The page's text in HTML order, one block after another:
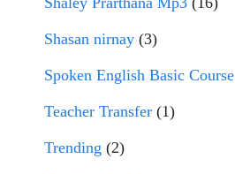
Shasan nirnay (3)
Spoken English Basic Course
Teacher Transfer (1)
Trending (2)